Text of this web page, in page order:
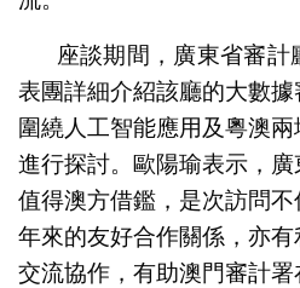
座談期間，廣東省審
表團詳細介紹該廳的大數
圍繞人工智能應用及粵澳
進行探討。歐陽瑜表示，廣
值得澳方借鑑，是次訪問
年來的友好合作關係，亦
交流協作，有助澳門審計